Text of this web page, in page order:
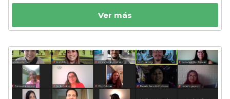
Ver más